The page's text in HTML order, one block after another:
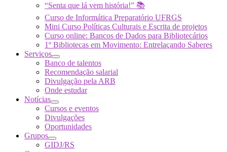
“Senta que lá vem história!” 📚
Curso de Informática Preparatório UFRGS
Mini Curso Políticas Culturais e Escrita de projetos
Curso online: Bancos de Dados para Bibliotecários
1º Bibliotecas em Movimento: Entrelaçando Saberes
Serviços
Banco de talentos
Recomendação salarial
Divulgação pela ARB
Onde estudar
Notícias
Cursos e eventos
Divulgações
Oportunidades
Grupos
GIDJ/RS